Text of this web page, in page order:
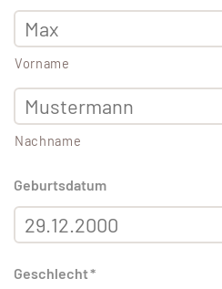
Vorname
Nachname
Geburtsdatum
Geschlecht*